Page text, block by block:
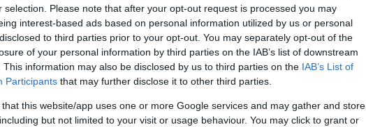
selection. Please note that after your opt-out request is processed you may
interest-based ads based on personal information utilized by us or personal
to third parties prior to your opt-out. You may separately opt-out of the
of your personal information by third parties on the IAB’s list of downstream
This information may also be disclosed by us to third parties on the IAB’s List of
Participants that may further disclose it to other third parties.
that this website/app uses one or more Google services and may gather and store
but not limited to your visit or usage behaviour. You may click to grant or